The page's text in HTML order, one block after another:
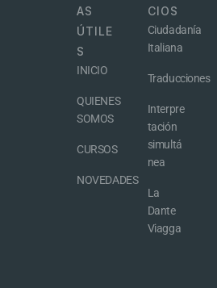
AS
ÚTILE
S
INICIO
QUIENES
SOMOS
CURSOS
NOVEDADES
CIOS
Ciudadanía
Italiana
Traducciones
Interpre
tación
simultá
nea
La
Dante
Viagga